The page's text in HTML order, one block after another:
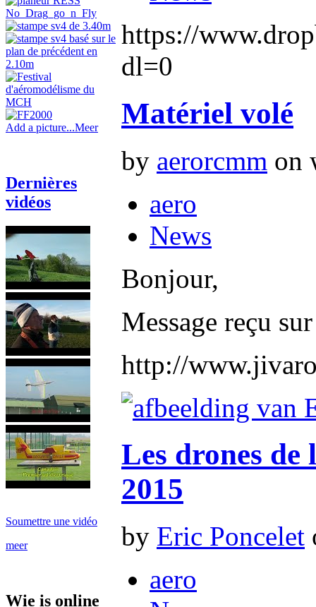
Add a picture...Meer
Dernières
vidéos
Soumettre une vidéo
meer
Wie is online
https://
dl=0
Matériel volé
by aerorcmm on
aero
News
Bonjour,
Message reçu
http://
Les drones
2015
by Eric Poncelet
aero